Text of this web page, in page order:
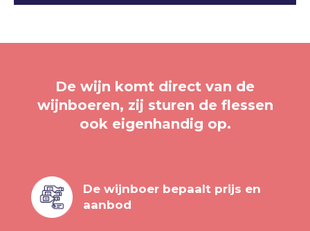
De wijn komt direct van de
wijnboeren, zij sturen de flessen
ook eigenhandig op.
De wijnboer bepaalt prijs en
aanbod